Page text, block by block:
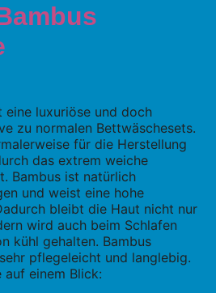
eine luxuriöse und doch
zu normalen Bettwäschesets.
für die Herstellung
das extrem weiche
Bambus ist natürlich
und weist eine hohe
bleibt die Haut nicht nur
wird auch beim Schlafen
kühl gehalten. Bambus
pflegeleicht und langlebig.
einem Blick: